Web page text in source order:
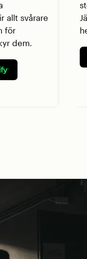
allt svårare
för
dem.